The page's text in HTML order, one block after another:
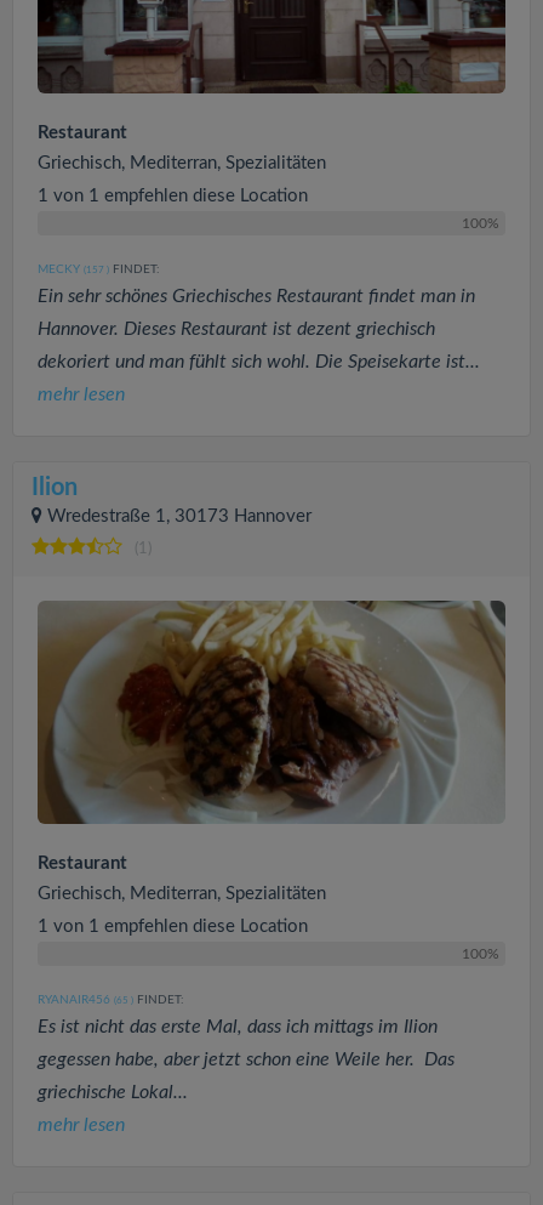
Restaurant
Griechisch, Mediterran, Spezialitäten
1 von 1 empfehlen diese Location
100%
MECKY (157 ) FINDET:
Ein sehr schönes Griechisches Restaurant findet man in
Hannover. Dieses Restaurant ist dezent griechisch
dekoriert und man fühlt sich wohl. Die Speisekarte ist...
mehr lesen
Ilion
Wredestraße 1, 30173 Hannover
Restaurant
Griechisch, Mediterran, Spezialitäten
1 von 1 empfehlen diese Location
100%
RYANAIR456 (65 ) FINDET:
Es ist nicht das erste Mal, dass ich mittags im Ilion
gegessen habe, aber jetzt schon eine Weile her. Das
griechische Lokal...
mehr lesen